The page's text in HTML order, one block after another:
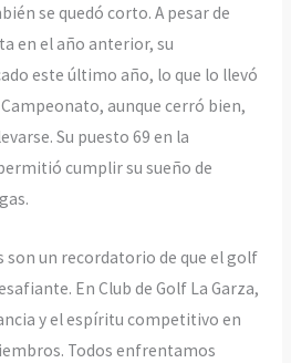
se quedó corto. A pesar de
en el año anterior, su
este último año, lo que lo llevó
aunque cerró bien,
Su puesto 69 en la
cumplir su sueño de
un recordatorio de que el golf
En Club de Golf La Garza,
y el espíritu competitivo en
Todos enfrentamos